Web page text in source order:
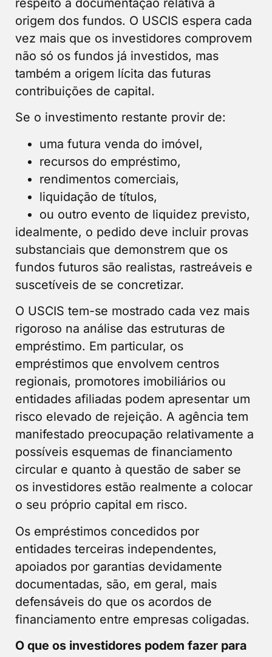
respeito à documentação relativa à
origem dos fundos. O USCIS espera cada
vez mais que os investidores comprovem
não só os fundos já investidos, mas
também a origem lícita das futuras
contribuições de capital.
Se o investimento restante provir de:
uma futura venda do imóvel,
recursos do empréstimo,
rendimentos comerciais,
liquidação de títulos,
ou outro evento de liquidez previsto,
idealmente, o pedido deve incluir provas
substanciais que demonstrem que os
fundos futuros são realistas, rastreáveis e
suscetíveis de se concretizar.
O USCIS tem-se mostrado cada vez mais
rigoroso na análise das estruturas de
empréstimo. Em particular, os
empréstimos que envolvem centros
regionais, promotores imobiliários ou
entidades afiliadas podem apresentar um
risco elevado de rejeição. A agência tem
manifestado preocupação relativamente a
possíveis esquemas de financiamento
circular e quanto à questão de saber se
os investidores estão realmente a colocar
o seu próprio capital em risco.
Os empréstimos concedidos por
entidades terceiras independentes,
apoiados por garantias devidamente
documentadas, são, em geral, mais
defensáveis do que os acordos de
financiamento entre empresas coligadas.
O que os investidores podem fazer para